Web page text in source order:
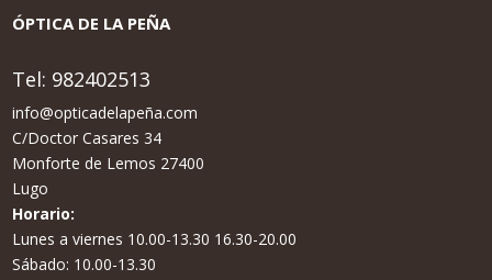
ÓPTICA DE LA PEÑA
Tel: 982402513
info@opticadelapeña.com
C/Doctor Casares 34
Monforte de Lemos 27400
Lugo
Horario:
Lunes a viernes 10.00-13.30 16.30-20.00
Sábado: 10.00-13.30